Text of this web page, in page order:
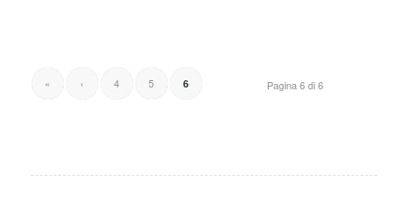
Pagina 6 di 6
« ‹ 4 5 6